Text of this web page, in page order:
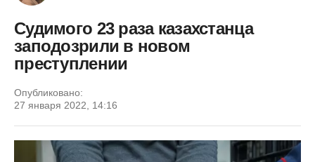
Судимого 23 раза казахстанца
заподозрили в новом
преступлении
Опубликовано:
27 января 2022, 14:16